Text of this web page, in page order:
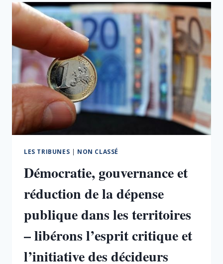
UNE
GOUVERNANCE
LISIBLE,
DÉMOCRATIQUE
ET
EFFICACE
LES TRIBUNES | NON CLASSÉ
Démocratie, gouvernance et
réduction de la dépense
publique dans les territoires
– libérons l’esprit critique et
l’initiative des décideurs